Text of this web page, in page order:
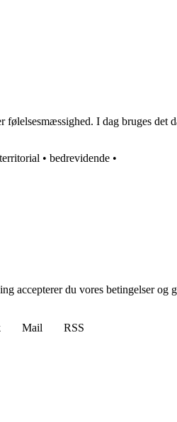
I dag bruges
territorial • bedrevidende •
du vores betingelser og
Mail
RSS